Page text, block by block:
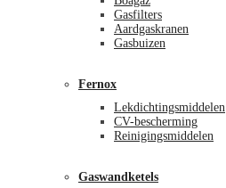
Gasfilters
Aardgaskranen
Gasbuizen
Fernox
Lekdichtingsmiddelen
CV-bescherming
Reinigingsmiddelen
Gaswandketels